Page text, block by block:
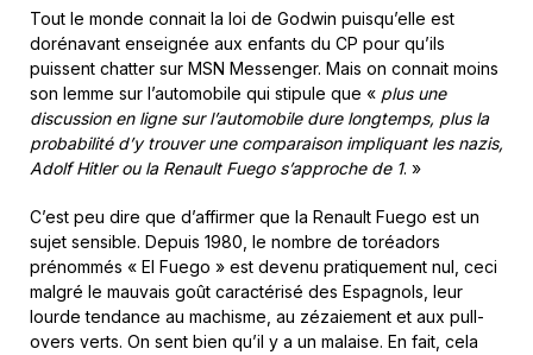
Tout le monde connait la loi de Godwin puisqu’elle est
dorénavant enseignée aux enfants du CP pour qu’ils
puissent chatter sur MSN Messenger. Mais on connait moins
son lemme sur l’automobile qui stipule que « plus une
discussion en ligne sur l’automobile dure longtemps, plus la
probabilité d’y trouver une comparaison impliquant les nazis,
Adolf Hitler ou la Renault Fuego s’approche de 1. »
C’est peu dire que d’affirmer que la Renault Fuego est un
sujet sensible. Depuis 1980, le nombre de toréadors
prénommés « El Fuego » est devenu pratiquement nul, ceci
malgré le mauvais goût caractérisé des Espagnols, leur
lourde tendance au machisme, au zézaiement et aux pull-
overs verts. On sent bien qu’il y a un malaise. En fait, cela